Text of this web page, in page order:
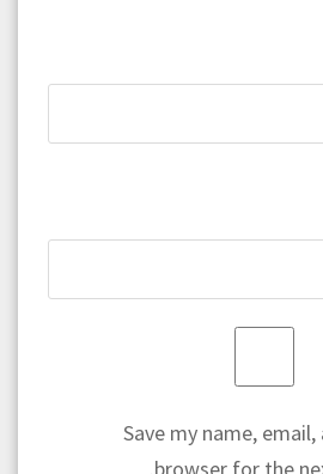
Save my name,
browser for the